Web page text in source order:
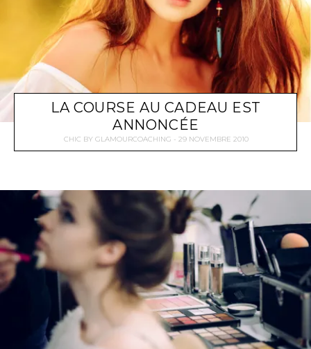
LA COURSE AU CADEAU EST
ANNONCÉE
CHIC BY GLAMOURCOACHING 29 NOVEMBRE 2010